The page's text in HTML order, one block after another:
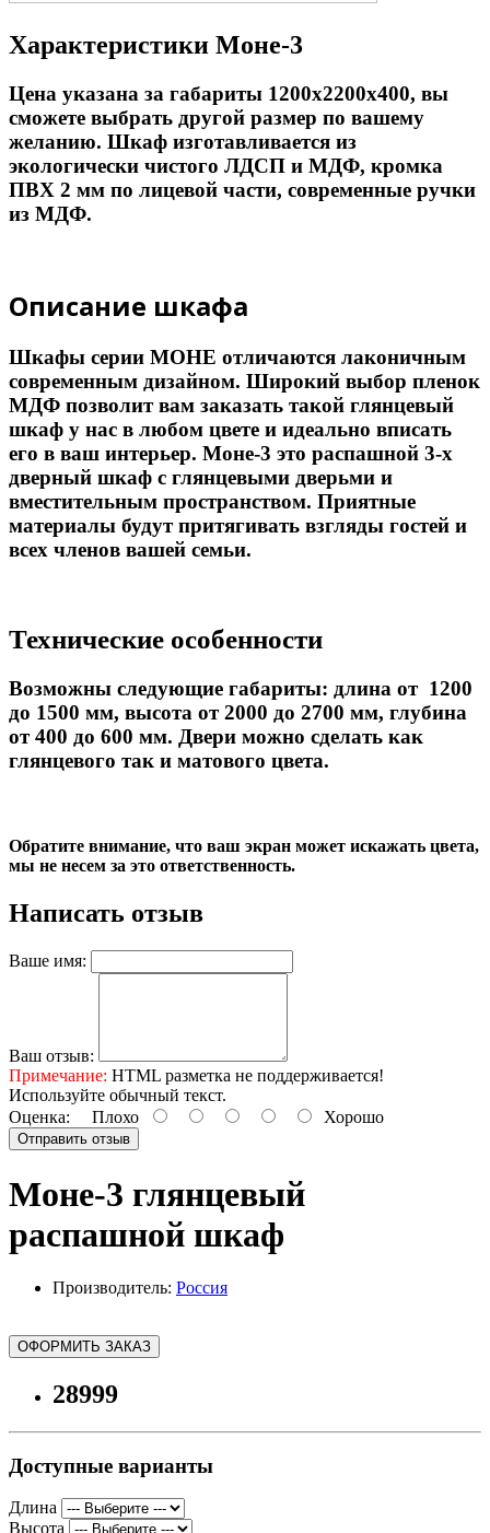
Характеристики Моне-3
Цена указана за габариты 1200х2200х400, вы
сможете выбрать другой размер по вашему
желанию. Шкаф изготавливается из
экологически чистого ЛДСП и МДФ, кромка
ПВХ 2 мм по лицевой части, современные ручки
из МДФ.
Описание шкафа
Шкафы серии МОНЕ отличаются лаконичным
современным дизайном. Широкий выбор пленок
МДФ позволит вам заказать такой глянцевый
шкаф у нас в любом цвете и идеально вписать
его в ваш интерьер. Моне-3 это распашной 3-х
дверный шкаф с глянцевыми дверьми и
вместительным пространством. Приятные
материалы будут притягивать взгляды гостей и
всех членов вашей семьи.
Технические особенности
Возможны следующие габариты: длина от 1200
до 1500 мм, высота от 2000 до 2700 мм, глубина
от 400 до 600 мм. Двери можно сделать как
глянцевого так и матового цвета.
Обратите внимание, что ваш экран может искажать цвета,
мы не несем за это ответственность.
Написать отзыв
Ваше имя:
Ваш отзыв:
Примечание: HTML разметка не поддерживается!
Используйте обычный текст.
Оценка: Плохо Хорошо
Отправить отзыв
Моне-3 глянцевый
распашной шкаф
Производитель: Россия
ОФОРМИТЬ ЗАКАЗ
28999
Доступные варианты
Длина
Высота